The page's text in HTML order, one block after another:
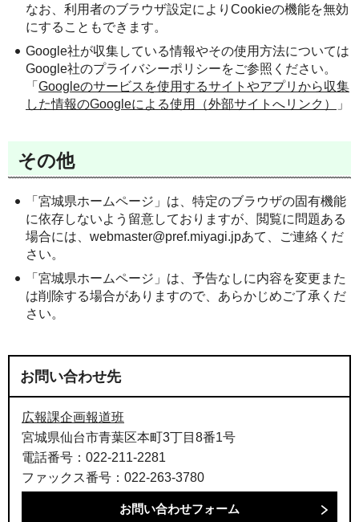
なお、利用者のブラウザ設定によりCookieの機能を無効
にすることもできます。
Google社が収集している情報やその使用方法については
Google社のプライバシーポリシーをご参照ください。
「 Googleのサービスを使用するサイトやアプリから収集
した情報のGoogleによる使用（外部サイトへリンク）
」
その他
「宮城県ホームページ」は、特定のブラウザの固有機能
に依存しないよう留意しておりますが、閲覧に問題ある
場合には、 webmaster@pref.miyagi.jpあて、ご連絡くだ
さい。
「宮城県ホームページ」は、予告なしに内容を変更また
は削除する場合がありますので、あらかじめご了承くだ
さい。
お問い合わせ先
広報課企画報道班
宮城県仙台市青葉区本町3丁目8番1号
電話番号：022-211-2281
ファックス番号：022-263-3780